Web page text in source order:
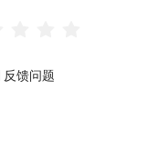
反馈问题